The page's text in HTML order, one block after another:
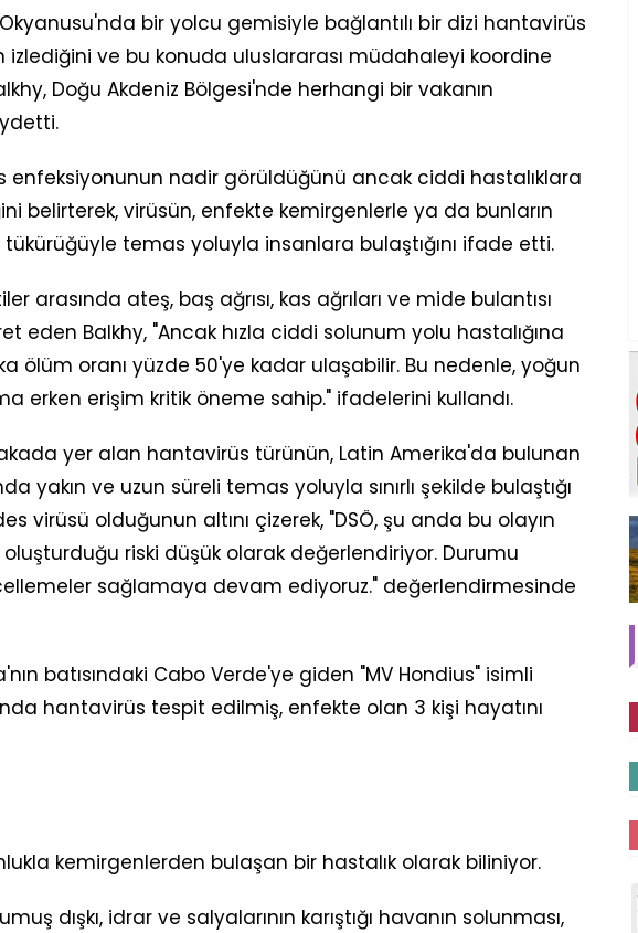
bir yolcu gemisiyle bağlantılı bir dizi hantavirüs
izlediğini ve bu konuda uluslararası müdahaleyi koordine
Doğu Akdeniz Bölgesi'nde herhangi bir vakanın
enfeksiyonunun nadir görüldüğünü ancak ciddi hastalıklara
belirterek, virüsün, enfekte kemirgenlerle ya da bunların
tükürüğüyle temas yoluyla insanlara bulaştığını ifade etti.
arasında ateş, baş ağrısı, kas ağrıları ve mide bulantısı
eden Balkhy, "Ancak hızla ciddi solunum yolu hastalığına
ölüm oranı yüzde 50'ye kadar ulaşabilir. Bu nedenle, yoğun
erken erişim kritik öneme sahip." ifadelerini kullandı.
yer alan hantavirüs türünün, Latin Amerika'da bulunan
yakın ve uzun süreli temas yoluyla sınırlı şekilde bulaştığı
virüsü olduğunun altını çizerek, "DSÖ, şu anda bu olayın
riski düşük olarak değerlendiriyor. Durumu
sağlamaya devam ediyoruz." değerlendirmesinde
batısındaki Cabo Verde'ye giden "MV Hondius" isimli
hantavirüs tespit edilmiş, enfekte olan 3 kişi hayatını
kemirgenlerden bulaşan bir hastalık olarak biliniyor.
dışkı, idrar ve salyalarının karıştığı havanın solunması,